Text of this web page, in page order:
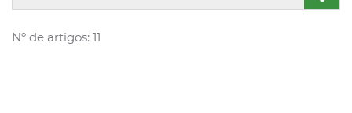
Nº de artigos: 11